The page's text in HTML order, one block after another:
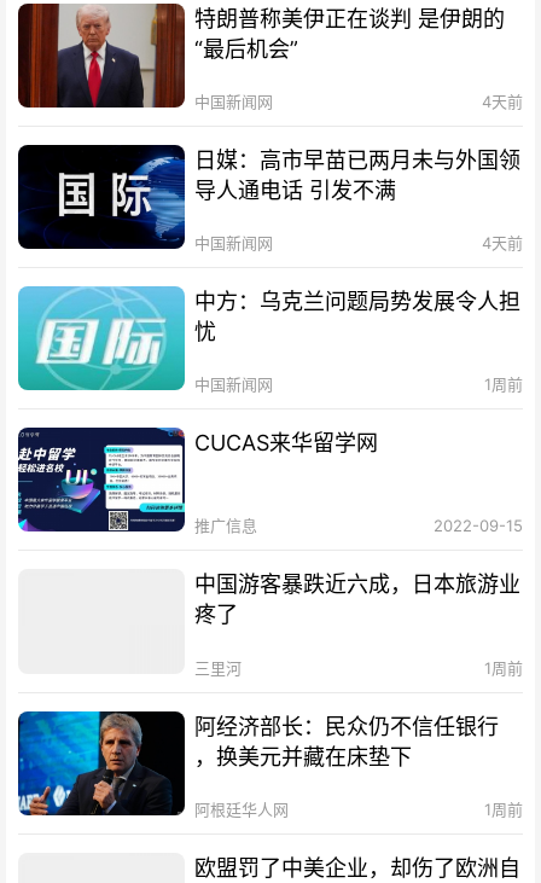
特朗普称美伊正在谈判 是伊朗的
“最后机会”
中国新闻网 4天前
日媒：高市早苗已两月未与外国领
导人通电话 引发不满
中国新闻网 4天前
中方：乌克兰问题局势发展令人担
忧
中国新闻网 1周前
CUCAS来华留学网
推广信息 2022-09-15
中国游客暴跌近六成，日本旅游业
疼了
三里河 1周前
阿经济部长：民众仍不信任银行
，换美元并藏在床垫下
阿根廷华人网 1周前
欧盟罚了中美企业，却伤了欧洲自